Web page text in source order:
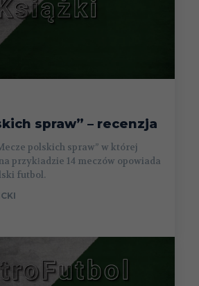
spraw” – recenzja
polskich spraw” w której
przykładzie 14 meczów opowiada
futbol.